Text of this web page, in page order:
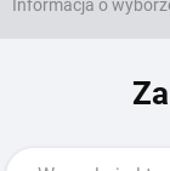
Informacja o